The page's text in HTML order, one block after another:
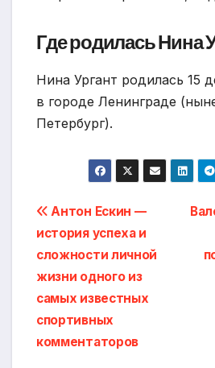
Где родилась Нина
Нина Ургант родилась 15
в городе Ленинграде
Петербург).
Навигация
по
записям
Антон Ескин —
история успеха и
сложности личной
жизни одного из
самых известных
спортивных
комментаторов